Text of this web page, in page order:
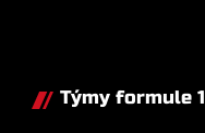
Týmy formule 1